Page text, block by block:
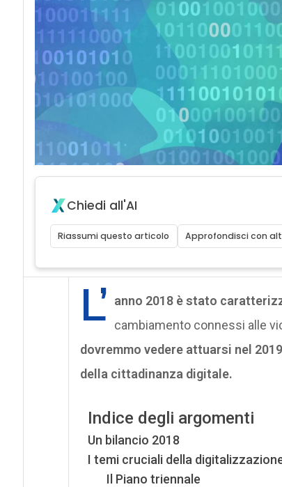
Chiedi all'AI
Riassumi questo articolo Approfondisci con
L’ anno 2018 è stato
cambiamento connessi alle
dovremmo vedere attuarsi nel
della cittadinanza digitale.
Indice degli argomenti
Un bilancio 2018
I temi cruciali della
Il Piano triennale